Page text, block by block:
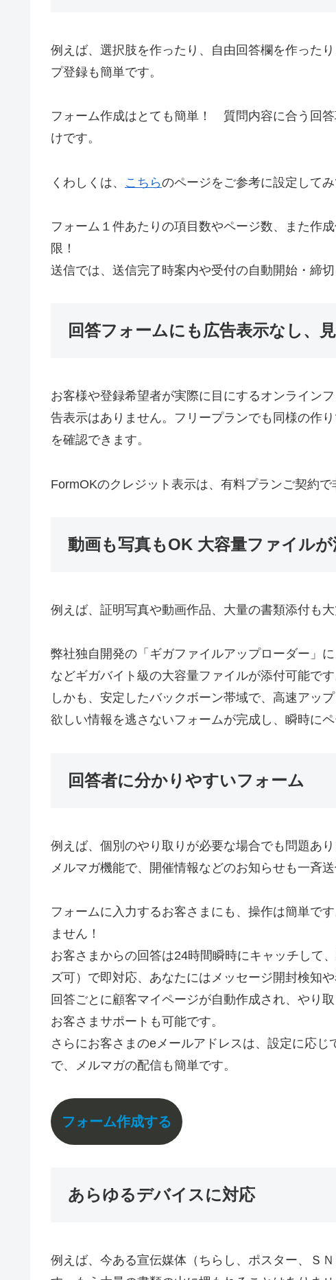
例えば、選択肢を作ったり、自由回答欄を作った
プ登録も簡単です。
フォーム作成はとても簡単！ 質問内容に合う回
けです。
くわしくは、 こちらのページをご参考に設定してみ
フォーム１件あたりの項目数やページ数、また作
限！
送信では、送信完了時案内や受付の自動開始・締
回答フォームにも広告表示なし、
お客様や登録希望者が実際に目にするオンライン
告表示はありません。フリープランでも同様の作
を確認できます。
FormOKのクレジット表示は、有料プランご契約で
動画も写真もOK 大容量ファイル
例えば、証明写真や動画作品、大量の書類添付も
弊社独自開発の「ギガファイルアップローダー」
などギガバイト級の大容量ファイルが添付可能です
しかも、安定したバックボーン帯域で、高速アップ
欲しい情報を逃さないフォームが完成し、瞬時に
回答者に分かりやすいフォーム
例えば、個別のやり取りが必要な場合でも問題あり
メルマガ機能で、開催情報などのお知らせも一斉送
フォームに入力するお客さまにも、操作は簡単で
ません！
お客さまからの回答は24時間瞬時にキャッチして
ズ可）で即対応、あなたにはメッセージ開封検知
回答ごとに顧客マイページが自動作成され、やり
お客さまサポートも可能です。
さらにお客さまのeメールアドレスは、設定に応
で、メルマガの配信も簡単です。
フォーム作成する
あらゆるデバイスに対応
例えば、今ある宣伝媒体（ちらし、ポスター、Ｓ